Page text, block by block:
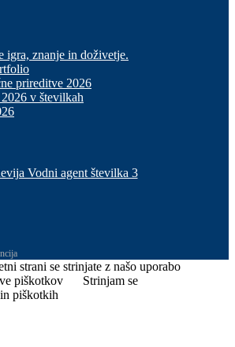
igra, znanje in doživetje.
prireditve 2026
v številkah
strani se strinjate z našo uporabo
piškotkov
Strinjam se
piškotkih